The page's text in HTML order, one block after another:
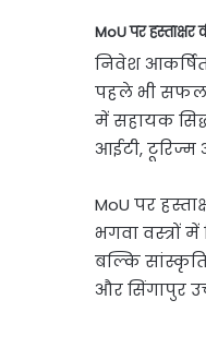
MoU पर हस्ताक्षर
निवेश
पहले भी सफल
में सहायक
आईटी, टूरिज्म
MoU पर
भगवा वस्त्रों
बल्कि
और सिंगापुर